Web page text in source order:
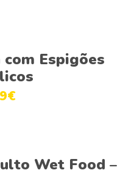
Espigões
€
Wet Food –